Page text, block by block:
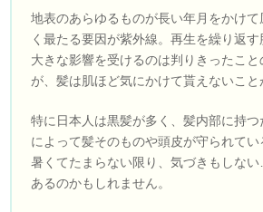
地表のあらゆるものが長い年月をかけ
く最たる要因が紫外線。再生を繰り返す
大きな影響を受けるのは判りきったこ
が、髪は肌ほど気にかけて貰えないこと
特に日本人は黒髪が多く、髪内部に持
によって髪そのものや頭皮が守られてい
暑くてたまらない限り、気づきもしな
あるのかもしれません。